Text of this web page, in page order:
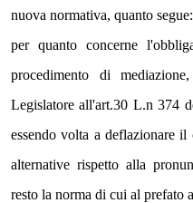
nuova normativa, quanto segue:
per quanto concerne
procedimento di
Legislatore all'art.30 L.n 374
essendo volta a deflazionare
alternative rispetto alla
resto la norma di cui al prefato